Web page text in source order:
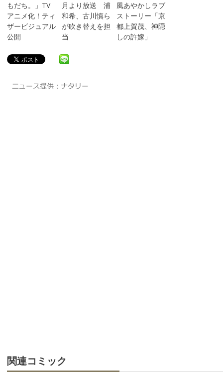
もだち。」TV
アニメ化！ティ
ザービジュアル
公開
月より放送 浦
和希、古川慎ら
が吹き替えを担
当
風あやかしラブ
ストーリー「京
都上賀茂、神隠
しの許嫁」
関連コミック